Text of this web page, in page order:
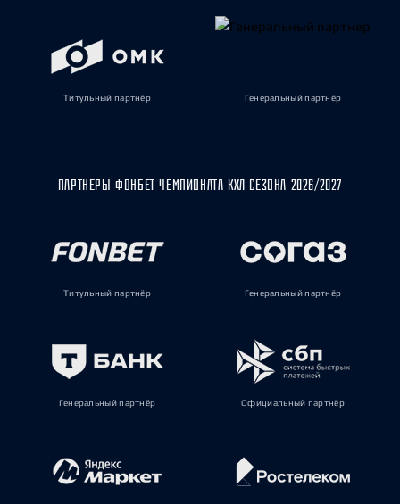
Титульный партнёр Генеральный партнёр
ПАРТНЁРЫ ФОНБЕТ ЧЕМПИОНАТА КХЛ СЕЗОНА 2026/2027
Титульный партнёр Генеральный партнёр
Генеральный партнёр Официальный партнёр